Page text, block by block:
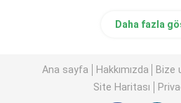
Daha fazla
Ana sayfa Hakkımızda Bize
Site Haritası